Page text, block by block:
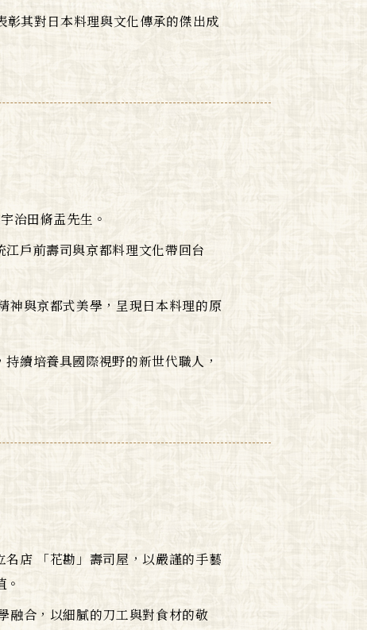
彰其對日本料理與文化傳承的傑出成
治田脩盂先生。
戶前壽司與京都料理文化帶回台
神與京都式美學，呈現日本料理的原
續培養具國際視野的新世代職人，
店 「花勘」壽司屋，以嚴謹的手藝
融合，以細膩的刀工與對食材的敬